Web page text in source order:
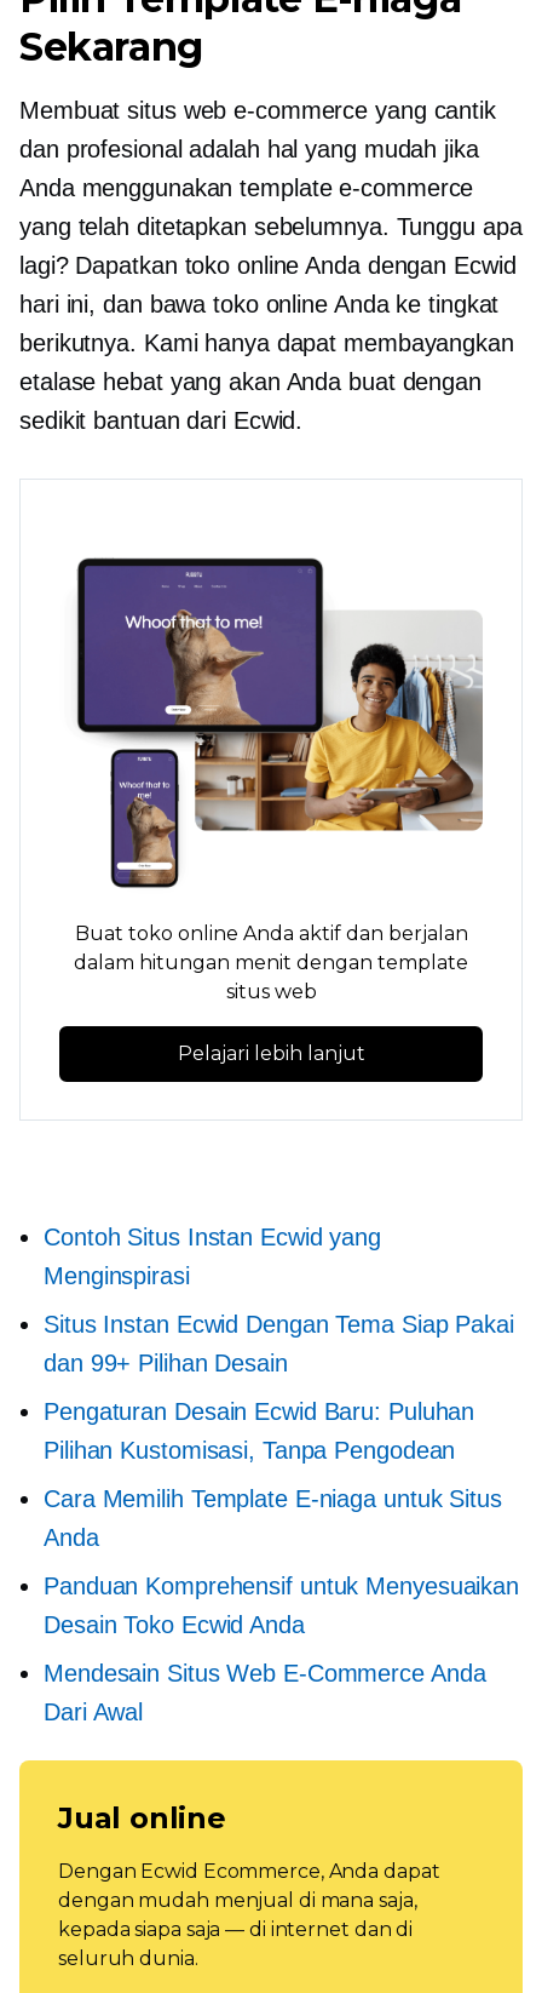
Sekarang
Membuat situs web e-commerce yang cantik
dan profesional adalah hal yang mudah jika
Anda menggunakan template e-commerce
yang telah ditetapkan sebelumnya. Tunggu apa
lagi? Dapatkan toko online Anda dengan Ecwid
hari ini, dan bawa toko online Anda ke tingkat
berikutnya. Kami hanya dapat membayangkan
etalase hebat yang akan Anda buat dengan
sedikit bantuan dari Ecwid.
Buat toko online Anda aktif dan berjalan
dalam hitungan menit dengan template
situs web
Pelajari lebih lanjut
Contoh Situs Instan Ecwid yang
Menginspirasi
Situs Instan Ecwid Dengan Tema Siap Pakai
dan 99+ Pilihan Desain
Pengaturan Desain Ecwid Baru: Puluhan
Pilihan Kustomisasi, Tanpa Pengodean
Cara Memilih Template E-niaga untuk Situs
Anda
Panduan Komprehensif untuk Menyesuaikan
Desain Toko Ecwid Anda
Mendesain Situs Web E-Commerce Anda
Dari Awal
Jual online
Dengan Ecwid Ecommerce, Anda dapat
dengan mudah menjual di mana saja,
kepada siapa saja — di internet dan di
seluruh dunia.